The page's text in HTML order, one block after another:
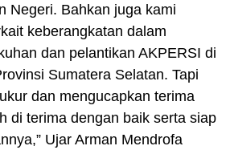
Negeri. Bahkan juga kami
keberangkatan dalam
dan pelantikan AKPERSI di
Sumatera Selatan. Tapi
dan mengucapkan terima
di terima dengan baik serta siap
Ujar Arman Mendrofa